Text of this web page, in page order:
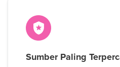
Sumber Paling